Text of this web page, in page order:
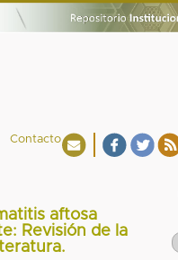
Contacto
aftosa
Revisión de la